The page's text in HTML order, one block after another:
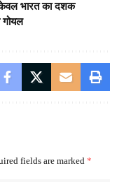
भारत का दशक
गोयल
fields are marked *